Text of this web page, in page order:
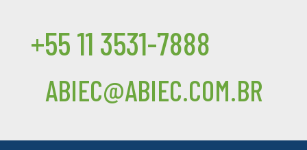
+55 11 3531-7888
ABIEC@ABIEC.COM.BR